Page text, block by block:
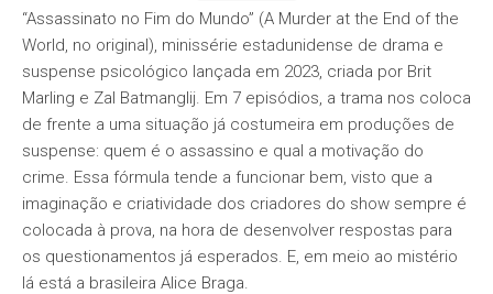
“Assassinato no Fim do Mundo” (A Murder at the End of the
World, no original), minissérie estadunidense de drama e
suspense psicológico lançada em 2023, criada por Brit
Marling e Zal Batmanglij. Em 7 episódios, a trama nos coloca
de frente a uma situação já costumeira em produções de
suspense: quem é o assassino e qual a motivação do
crime. Essa fórmula tende a funcionar bem, visto que a
imaginação e criatividade dos criadores do show sempre é
colocada à prova, na hora de desenvolver respostas para
os questionamentos já esperados. E, em meio ao mistério
lá está a brasileira Alice Braga.